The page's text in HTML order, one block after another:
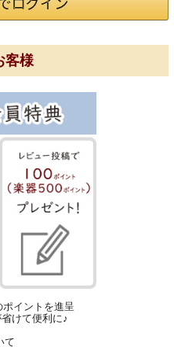
客様
イントを進呈
けて便利に♪
て
器